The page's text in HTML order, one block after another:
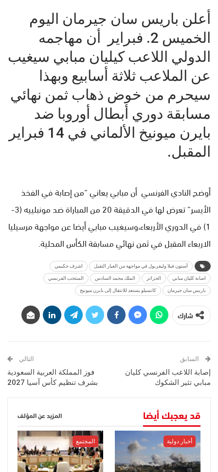
أعلن باريس سان جيرمان اليوم
الخميس 2. فبراير أن مهاجمه
الدولي اللاعب كيليان مبابي سيغيب
عن الملاعب ثلاثة أسابيع وبهذا
سيحرم من خوض ذهاب ثمن نهائي
مسابقة دوري أبطال أوروبا ضد
بايرن ميونيخ الألماني في 14 فبراير
المقبل.
أوضح النادي الفرنسي أن مبابي يعاني “من إصابة في الفخذ
الأيسر” تعرض لها في الدقيقة 20 من المباراة ضد مونبلييه (3-
1) في الدوري الأربعاء،وسيغيب مبابي أيضا عن مواجهة مرسيليا
الاربعاء المقبل في ثمن نهائي مسابقة الكأس المحلية.
أستون فيلا وليفربول في مواجهة من العيار الثقيل اشرف حكيمي
اصابة كليان مبابي الجزائر الملك محمد السادس المنتخب الفرنسي
باريس سان جيرمان كانسيلو يستعد للانتقال إلى بايرن ميونيخ
شارك
السابق
إصابة اللاعب الفرنسي كليان
مبابي تثير الشكوك
التالي
فوز المملكة العربية السعودية
بشرف تنظيم كأس آسيا 2027
قد يعجبك أيضا المزيد عن المؤلف
أخبار دولية المجتمع